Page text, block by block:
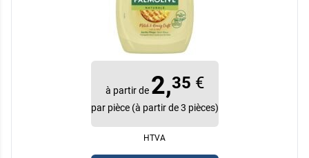
à partir de 2,35 €
par pièce (à partir de 3 pièces)
HTVA